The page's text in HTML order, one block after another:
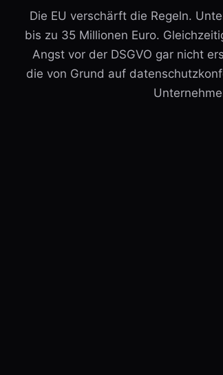
Die EU verschärft die Regeln.
bis zu 35 Millionen Euro.
Angst vor der DSGVO gar nicht
die von Grund auf